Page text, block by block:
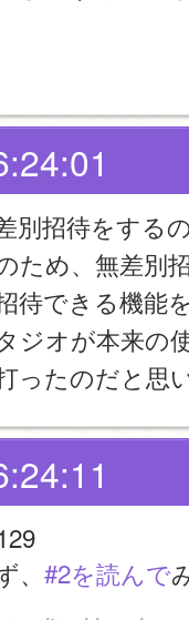
別招待をする
ため、無差別
待できる機能
ジオが本来の
ったのだと思
、 #2を読んで